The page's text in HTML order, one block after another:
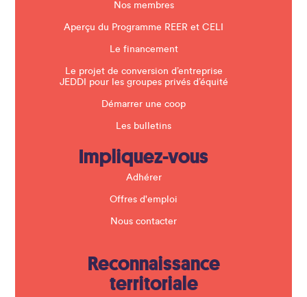
Nos membres
Aperçu du Programme REER et CELI
Le financement
Le projet de conversion d’entreprise
JEDDI pour les groupes privés d’équité
Démarrer une coop
Les bulletins
Impliquez-vous
Adhérer
Offres d'emploi
Nous contacter
Reconnaissance
territoriale